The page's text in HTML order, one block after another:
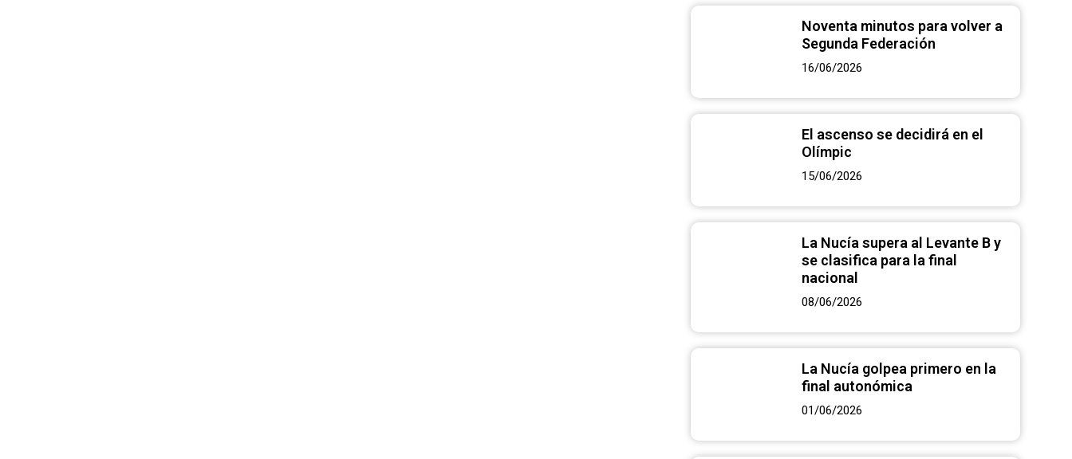
Noventa minutos para volver a
Segunda Federación
16/06/2026
El ascenso se decidirá en el
Olímpic
15/06/2026
La Nucía supera al Levante B y
se clasifica para la final
nacional
08/06/2026
La Nucía golpea primero en la
final autonómica
01/06/2026